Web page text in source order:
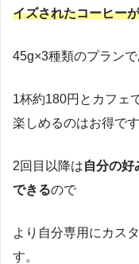
イズされたコーヒー
45g×3種類のプラン
1杯約180円とカフェ
楽しめるのはお得です
2回目以降は自分の好
できるので
より自分専用にカス
す。